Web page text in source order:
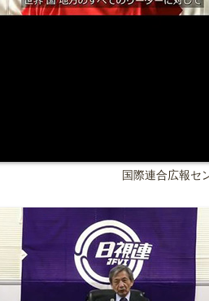
国際連合広報